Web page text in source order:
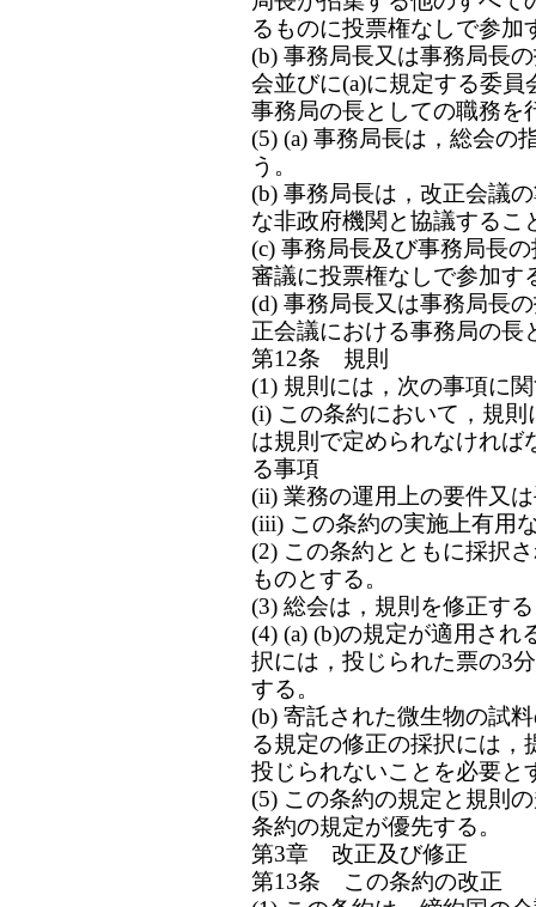
るものに投票権なしで参加
(b) 事務局長又は事務局長
会並びに(a)に規定する委
事務局の長としての職務を
(5) (a) 事務局長は，総会の
う。
(b) 事務局長は，改正会議
な非政府機関と協議するこ
(c) 事務局長及び事務局長
審議に投票権なしで参加す
(d) 事務局長又は事務局長
正会議における事務局の長
第12条 規則
(1) 規則には，次の事項に
(i) この条約において，規
は規則で定められなければ
る事項
(ii) 業務の運用上の要件又
(iii) この条約の実施上有用
(2) この条約とともに採択
ものとする。
(3) 総会は，規則を修正す
(4) (a) (b)の規定が適用さ
択には，投じられた票の3
する。
(b) 寄託された微生物の試
る規定の修正の採択には
投じられないことを必要と
(5) この条約の規定と規則
条約の規定が優先する。
第3章 改正及び修正
第13条 この条約の改正